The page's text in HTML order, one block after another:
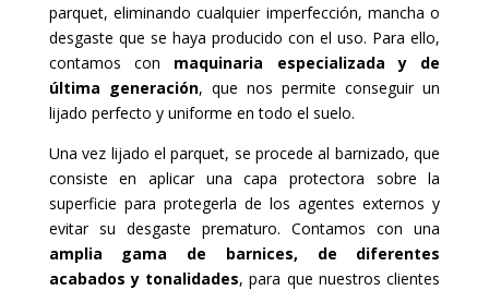
parquet, eliminando cualquier imperfección, mancha o
desgaste que se haya producido con el uso. Para ello,
contamos con maquinaria especializada y de
última generación, que nos permite conseguir un
lijado perfecto y uniforme en todo el suelo.
Una vez lijado el parquet, se procede al barnizado, que
consiste en aplicar una capa protectora sobre la
superficie para protegerla de los agentes externos y
evitar su desgaste prematuro. Contamos con una
amplia gama de barnices, de diferentes
acabados y tonalidades, para que nuestros clientes